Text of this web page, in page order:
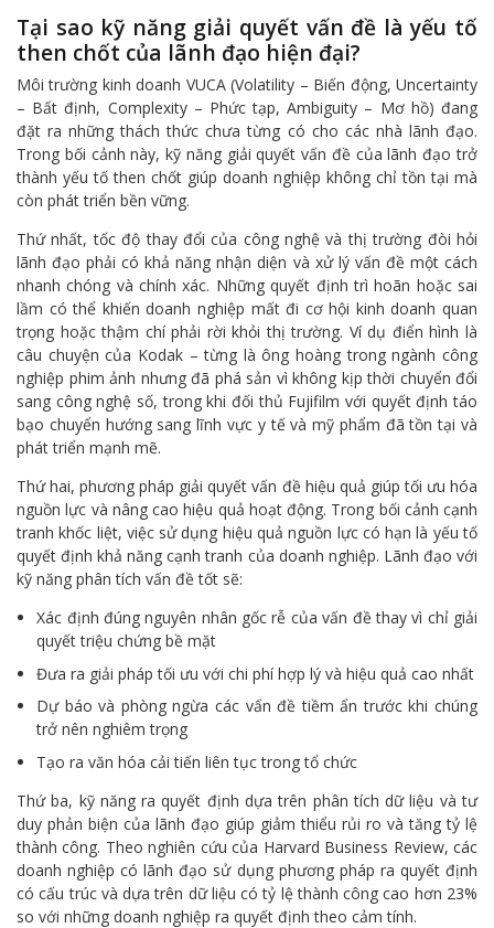
Tại sao kỹ năng giải quyết vấn đề là yếu tố
then chốt của lãnh đạo hiện đại?
Môi trường kinh doanh VUCA (Volatility – Biến động, Uncertainty
– Bất định, Complexity – Phức tạp, Ambiguity – Mơ hồ) đang
đặt ra những thách thức chưa từng có cho các nhà lãnh đạo.
Trong bối cảnh này, kỹ năng giải quyết vấn đề của lãnh đạo trở
thành yếu tố then chốt giúp doanh nghiệp không chỉ tồn tại mà
còn phát triển bền vững.
Thứ nhất, tốc độ thay đổi của công nghệ và thị trường đòi hỏi
lãnh đạo phải có khả năng nhận diện và xử lý vấn đề một cách
nhanh chóng và chính xác. Những quyết định trì hoãn hoặc sai
lầm có thể khiến doanh nghiệp mất đi cơ hội kinh doanh quan
trọng hoặc thậm chí phải rời khỏi thị trường. Ví dụ điển hình là
câu chuyện của Kodak – từng là ông hoàng trong ngành công
nghiệp phim ảnh nhưng đã phá sản vì không kịp thời chuyển đổi
sang công nghệ số, trong khi đối thủ Fujifilm với quyết định táo
bạo chuyển hướng sang lĩnh vực y tế và mỹ phẩm đã tồn tại và
phát triển mạnh mẽ.
Thứ hai, phương pháp giải quyết vấn đề hiệu quả giúp tối ưu hóa
nguồn lực và nâng cao hiệu quả hoạt động. Trong bối cảnh cạnh
tranh khốc liệt, việc sử dụng hiệu quả nguồn lực có hạn là yếu tố
quyết định khả năng cạnh tranh của doanh nghiệp. Lãnh đạo với
kỹ năng phân tích vấn đề tốt sẽ:
Xác định đúng nguyên nhân gốc rễ của vấn đề thay vì chỉ giải
quyết triệu chứng bề mặt
Đưa ra giải pháp tối ưu với chi phí hợp lý và hiệu quả cao nhất
Dự báo và phòng ngừa các vấn đề tiềm ẩn trước khi chúng
trở nên nghiêm trọng
Tạo ra văn hóa cải tiến liên tục trong tổ chức
Thứ ba, kỹ năng ra quyết định dựa trên phân tích dữ liệu và tư
duy phản biện của lãnh đạo giúp giảm thiểu rủi ro và tăng tỷ lệ
thành công. Theo nghiên cứu của Harvard Business Review, các
doanh nghiệp có lãnh đạo sử dụng phương pháp ra quyết định
có cấu trúc và dựa trên dữ liệu có tỷ lệ thành công cao hơn 23%
so với những doanh nghiệp ra quyết định theo cảm tính.